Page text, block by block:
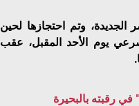
وتم احتجازها لحين
يوم الأحد المقبل، عقب
رقبته بالبحيرة